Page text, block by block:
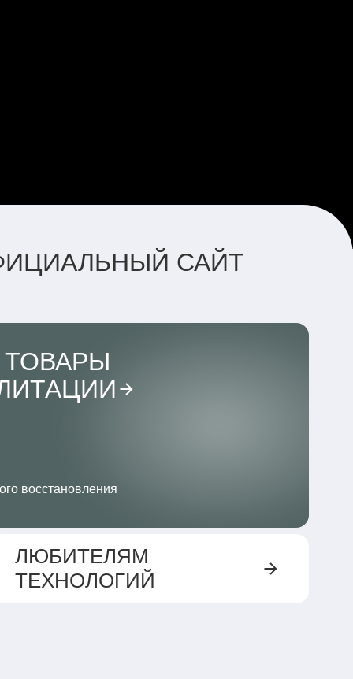
САЙТ
восстановления
ЛЮБИТЕЛЯМ
ТЕХНОЛОГИЙ